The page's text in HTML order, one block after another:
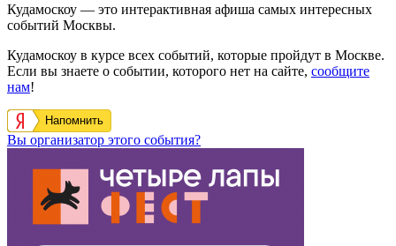
Кудамоскоу — это интерактивная афиша самых интересных
событий Москвы.
Кудамоскоу в курсе всех событий, которые пройдут в Москве.
Если вы знаете о событии, которого нет на сайте, сообщите
нам!
Напомнить
Вы организатор этого события?